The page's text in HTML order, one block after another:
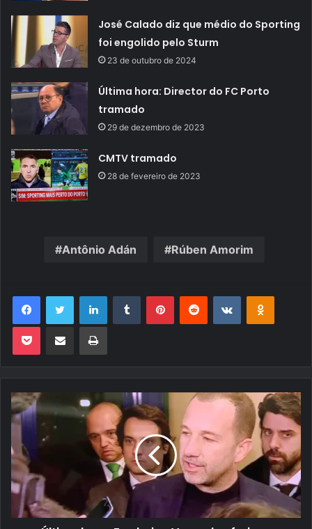
José Calado diz que médio do Sporting
foi engolido pelo Sturm
23 de outubro de 2024
Última hora: Director do FC Porto
tramado
29 de dezembro de 2023
CMTV tramado
28 de fevereiro de 2023
Antônio Adán Rúben Amorim
FacebookTwitter LinkedinTumblr PinterestReddit VK OK
Pocket Compartilhar via e-mail Imprimir